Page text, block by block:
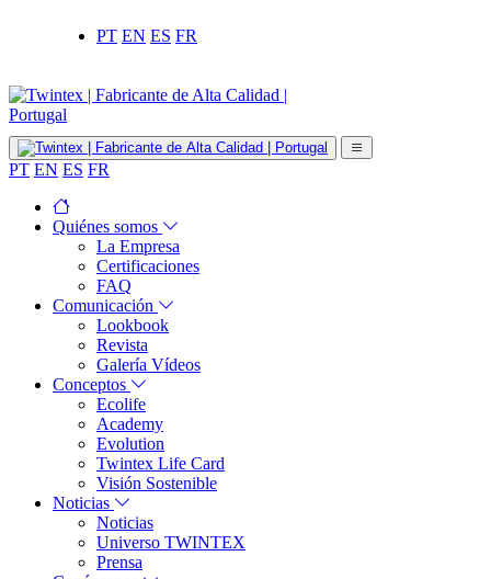
PT EN ES FR
PT EN ES FR
Quiénes somos
La Empresa
Certificaciones
FAQ
Comunicación
Lookbook
Revista
Galería Vídeos
Conceptos
Ecolife
Academy
Evolution
Twintex Life Card
Visión Sostenible
Noticias
Noticias
Universo TWINTEX
Prensa